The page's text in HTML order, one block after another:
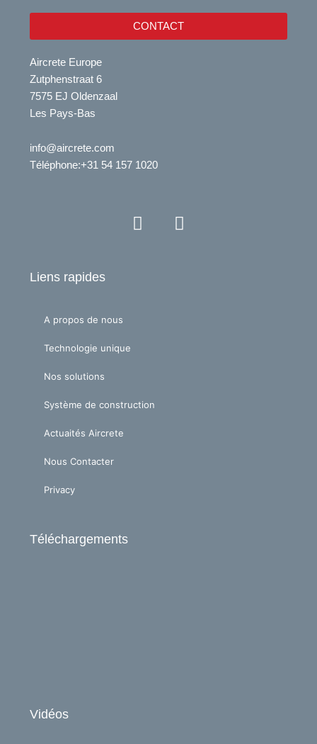
CONTACT
Aircrete Europe
Zutphenstraat 6
7575 EJ Oldenzaal
Les Pays-Bas
info@aircrete.com
Téléphone:+31 54 157 1020
Y
o
L
i
Liens rapides
A propos de nous
Technologie unique
Nos solutions
Système de construction
Actuaités Aircrete
Nous Contacter
Privacy
Téléchargements
Vidéos